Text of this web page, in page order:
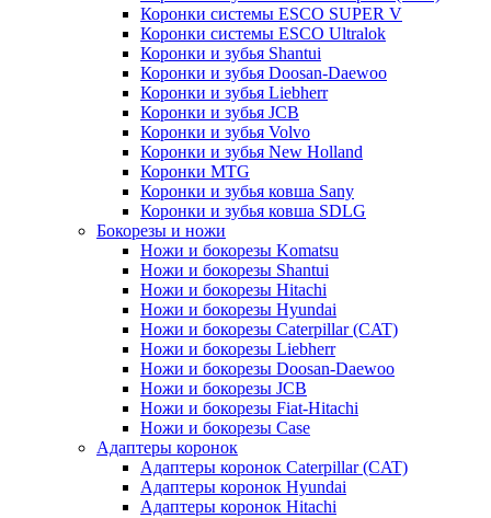
Коронки системы ESCO SUPER V
Коронки системы ESCO Ultralok
Коронки и зубья Shantui
Коронки и зубья Doosan-Daewoo
Коронки и зубья Liebherr
Коронки и зубья JCB
Коронки и зубья Volvo
Коронки и зубья New Holland
Коронки MTG
Коронки и зубья ковша Sany
Коронки и зубья ковша SDLG
Бокорезы и ножи
Ножи и бокорезы Komatsu
Ножи и бокорезы Shantui
Ножи и бокорезы Hitachi
Ножи и бокорезы Hyundai
Ножи и бокорезы Caterpillar (CAT)
Ножи и бокорезы Liebherr
Ножи и бокорезы Doosan-Daewoo
Ножи и бокорезы JCB
Ножи и бокорезы Fiat-Hitachi
Ножи и бокорезы Case
Адаптеры коронок
Адаптеры коронок Caterpillar (CAT)
Адаптеры коронок Hyundai
Адаптеры коронок Hitachi